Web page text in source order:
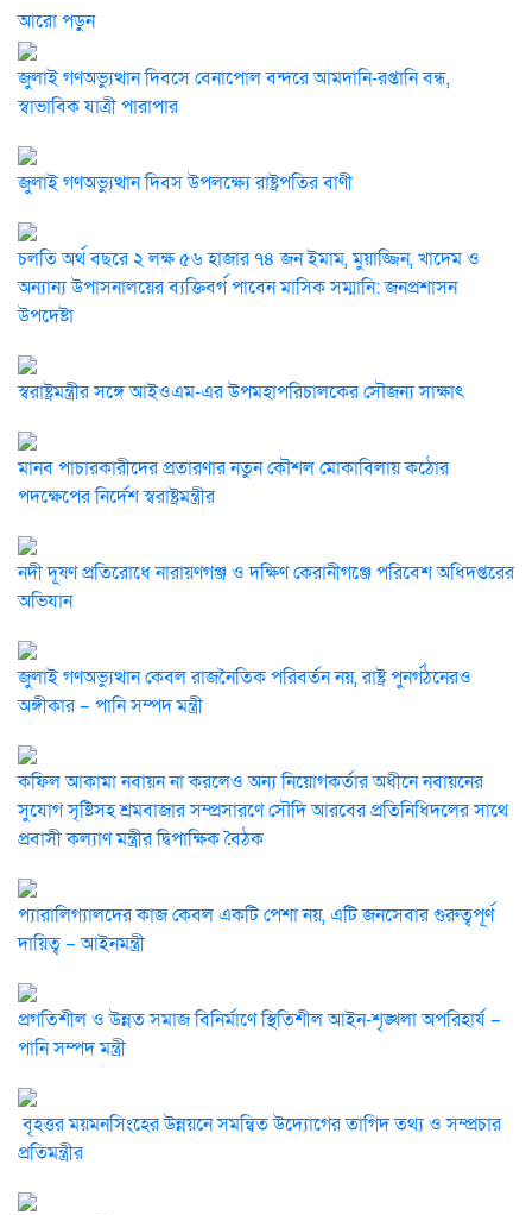
আরো পড়ুন
জুলাই গণঅভ্যুত্থান দিবসে বেনাপোল বন্দরে আমদানি-রপ্তানি বন্ধ,
স্বাভাবিক যাত্রী পারাপার
জুলাই গণঅভ্যুত্থান দিবস উপলক্ষ্যে রাষ্ট্রপতির বাণী
চলতি অর্থ বছরে ২ লক্ষ ৫৬ হাজার ৭৪ জন ইমাম, মুয়াজ্জিন, খাদেম ও
অন্যান্য উপাসনালয়ের ব্যক্তিবর্গ পাবেন মাসিক সম্মানি: জনপ্রশাসন
উপদেষ্টা
স্বরাষ্ট্রমন্ত্রীর সঙ্গে আইওএম-এর উপমহাপরিচালকের সৌজন্য সাক্ষাৎ
মানব পাচারকারীদের প্রতারণার নতুন কৌশল মোকাবিলায় কঠোর
পদক্ষেপের নির্দেশ স্বরাষ্ট্রমন্ত্রীর
নদী দূষণ প্রতিরোধে নারায়ণগঞ্জ ও দক্ষিণ কেরানীগঞ্জে পরিবেশ অধিদপ্তরের
অভিযান
জুলাই গণঅভ্যুত্থান কেবল রাজনৈতিক পরিবর্তন নয়, রাষ্ট্র পুনর্গঠনেরও
অঙ্গীকার – পানি সম্পদ মন্ত্রী
কফিল আকামা নবায়ন না করলেও অন্য নিয়োগকর্তার অধীনে নবায়নের
সুযোগ সৃষ্টিসহ শ্রমবাজার সম্প্রসারণে সৌদি আরবের প্রতিনিধিদলের সাথে
প্রবাসী কল্যাণ মন্ত্রীর দ্বিপাক্ষিক বৈঠক
প্যারালিগ্যালদের কাজ কেবল একটি পেশা নয়, এটি জনসেবার গুরুত্বপূর্ণ
দায়িত্ব – আইনমন্ত্রী
‎প্রগতিশীল ও উন্নত সমাজ বিনির্মাণে স্থিতিশীল আইন-শৃঙ্খলা অপরিহার্য –
পানি সম্পদ মন্ত্রী
‎ বৃহত্তর ময়মনসিংহের উন্নয়নে সমন্বিত উদ্যোগের তাগিদ তথ্য ও সম্প্রচার
প্রতিমন্ত্রীর